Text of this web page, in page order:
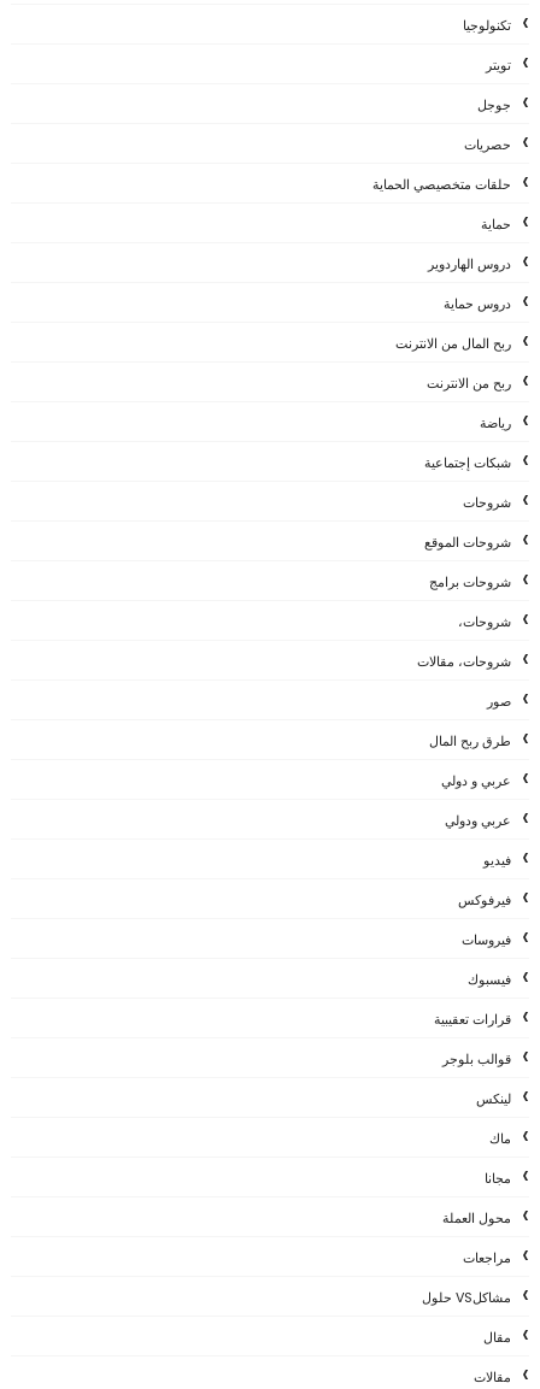
تكنولوجيا
تويتر
جوجل
حصريات
حلقات متخصيصي الحماية
حماية
دروس الهاردوير
دروس حماية
ربح المال من الانترنت
ربح من الانترنت
رياضة
شبكات إجتماعية
شروحات
شروحات الموقع
شروحات برامج
شروحات،
شروحات، مقالات
صور
طرق ربح المال
عربي و دولي
عربي ودولي
فيديو
فيرفوكس
فيروسات
فيسبوك
قرارات تعقيبية
قوالب بلوجر
لينكس
ماك
مجانا
محول العملة
مراجعات
مشاكلVS حلول
مقال
مقالات